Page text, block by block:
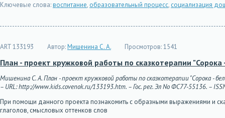
Ключевые слова:воспитание, образовательный процесс, социализация
ART 133193 Автор:Мишенина С. А. Просмотров:1541
План - проект кружковой работы по сказкотерапии "Сорока
Мишенина С. А. План - проект кружковой работы по сказкотерапии "Сорока -
– URL: http://www.kids.covenok.ru/133193.htm. – Гос. рег. Эл No ФС77-55136. –
При помощи данного проекта познакомить с образными выражениями и
глаголов, смысловых оттенков слов